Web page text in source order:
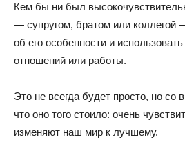
Кем бы ни был
— супругом, братом или коллегой
об его особенности и
отношений или работы.
Это не всегда будет просто, но со
что оно того стоило: очень
изменяют наш мир к лучшему.